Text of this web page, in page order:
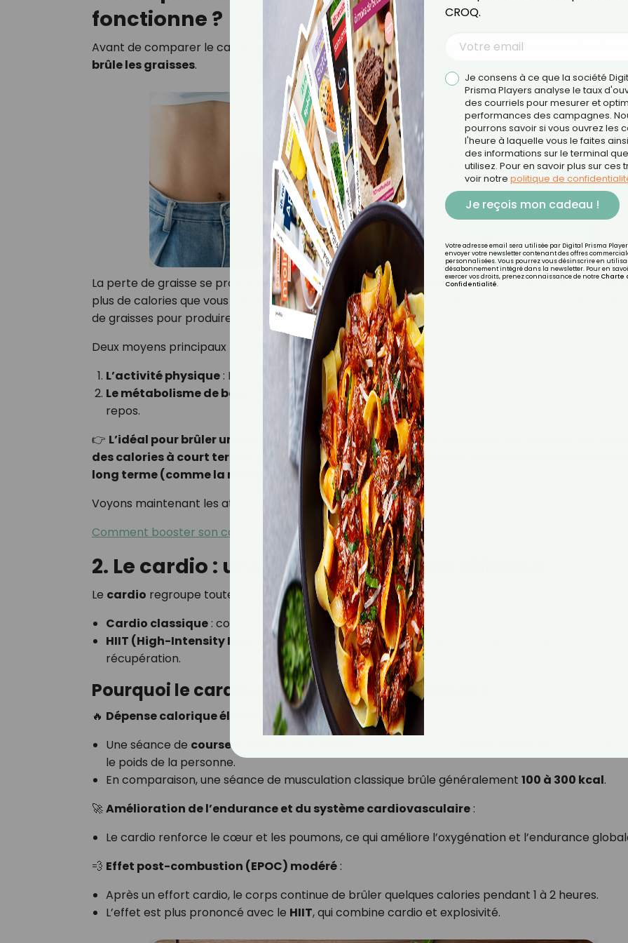
fonctionne ?
Avant de comparer le cardio et la musculation, il est essentiel de comprendre
brûle les graisses.
La perte de graisse se produit lorsque vous êtes endéficit calorique, c’est-à-dire que vous
plus de calories que vous n’en consommez. Ce déficit pousse l’organisme à puiser dans ses
de graisses pour produire de l’énergie.
Deux moyens principaux permettent d’augmenter cette dépense calorique :
L’activité physique : Le sport (cardio ou musculation) accroît la consommation d’énergie.
Le métabolisme de base
: Plus vous avez de muscles, plus votre corps brûle des calories,
repos.
👉 L’idéal pour brûler un maximum de graisses est donc de combiner une activité qui
des calories à court terme (comme le cardio) avec une activité qui booste le métabolisme
long terme (comme la musculation).
Voyons maintenant les atouts de chaque méthode.
Comment booster son cardio en marchant ?
2. Le cardio : un brûleur de calories efficace
Le cardio regroupe toutes les activités qui élèvent le rythme cardiaque sur une durée prolongée :
Cardio classique : course à pied, natation, vélo, marche rapide…
HIIT (High-Intensity Interval Training) : enchaînement d’exercices explosifs avec peu de
récupération.
Pourquoi le cardio aide à brûler des graisses ?
🔥 Dépense calorique élevée
Une séance de course à pied de 30 minutes
le poids de la personne.
En comparaison, une séance de musculation classique brûle généralement 100 à 300 kcal.
🚀Amélioration de l’endurance et du système cardiovasculaire :
Le cardio renforce le cœur et les poumons, ce qui améliore l’oxygénation et l’endurance
💨 Effet post-combustion (EPOC) modéré :
Après un effort cardio, le corps continue de brûler quelques calories pendant 1 à 2 heures.
L’effet est plus prononcé avec le HIIT, qui combine cardio et explosivité.
CROQ.
Je consens à ce que la société
Prisma Players analyse le taux
des courriels pour mesurer et
performances des campagnes.
pourrons savoir si vous ouvrez les
l'heure à laquelle vous le faites
des informations sur le terminal
utilisez. Pour en savoir plus sur ces
voir notre politique de
Je reçois mon cadeau !
Votre adresse email sera utilisée par Digital Prisma
envoyer votre newsletter contenant des offres
personnalisées. Vous pourrez vous désinscrire en
désabonnement intégré dans la newsletter. Pour en
exercer vos droits, prenez connaissance de notre Charte
Confidentialité.